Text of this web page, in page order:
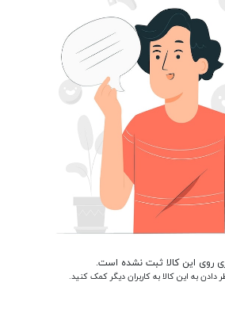
روی این کالا ثبت نشده است.
دادن به این کالا به کاربران دیگر کمک کنید.